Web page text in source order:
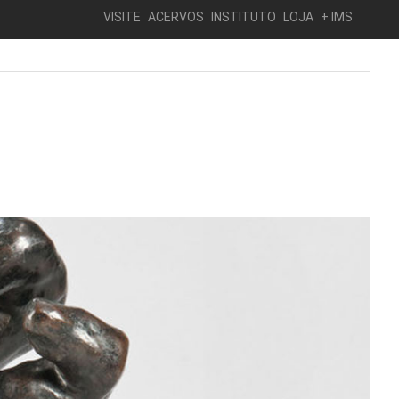
VISITE ACERVOS INSTITUTO LOJA + IMS